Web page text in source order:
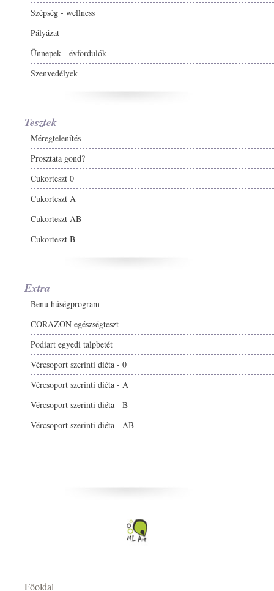
Szépség - wellness
Pályázat
Ünnepek - évfordulók
Szenvedélyek
Tesztek
Méregtelenítés
Prosztata gond?
Cukorteszt 0
Cukorteszt A
Cukorteszt AB
Cukorteszt B
Extra
Benu hűségprogram
CORAZON egészségteszt
Podiart egyedi talpbetét
Vércsoport szerinti diéta - 0
Vércsoport szerinti diéta - A
Vércsoport szerinti diéta - B
Vércsoport szerinti diéta - AB
Főoldal